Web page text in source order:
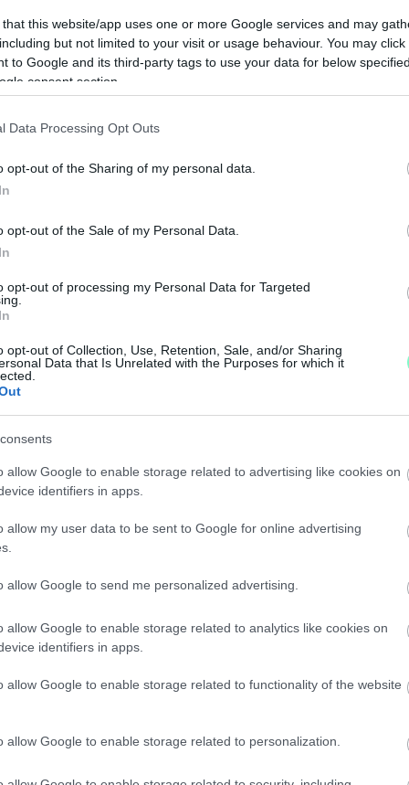
that this website/app uses one or more Google services and may
but not limited to your visit or usage behaviour. You may
to Google and its third-party tags to use your data for below
consent section.
Data Processing Opt Outs
opt-out of the Sharing of my personal data.
opt-out of the Sale of my Personal Data.
opt-out of processing my Personal Data for Targeted
opt-out of Collection, Use, Retention, Sale, and/or Sharing
Data that Is Unrelated with the Purposes for which it
allow Google to enable storage related to advertising like cookies on
identifiers in apps.
allow my user data to be sent to Google for online advertising
allow Google to send me personalized advertising.
allow Google to enable storage related to analytics like cookies on
identifiers in apps.
allow Google to enable storage related to functionality of the website
allow Google to enable storage related to personalization.
volt.
Benzema hármas 102 gólt szerzett a Paris
Madrid színeiben, így az ő feltartóztatásuk
szombaton délután várhatóan 30
a csapatoknak. Bár a papírforma
is diadalmaskodhatnak, könnyen
vezetés birtokában már kevésbé erőltetik
gondot, hanem a franciáknak is" -
mennyire jó képességű ellenféllel
fizikálisan és mentálisan mindenki készen
pályára a meccsen."
védő Gulácsi Péter kezdhet a kapuban, és
és a védekező középpályás személyén
a 3-0-ra elveszített első összecsapás után
megfelelően cserélt. A középpályán ismét
András, elöl pedig a Szalai Ádám, Sallai
csapat összetételén Deschamps vélhetően
egy esetleges korai, magabiztos vezetés
hosszabb pihenőt.
kezdődik a Puskás Arénában, a
A. - Nagy Á. - Lovrencsics, Kleinheisler,